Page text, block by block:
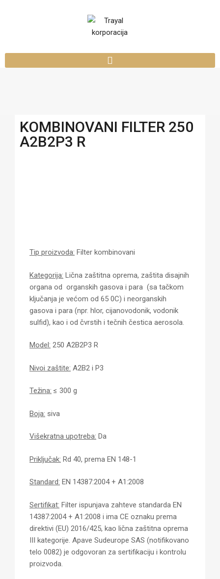
KOMBINOVANI FILTER 250
A2B2P3 R
Tip proizvoda: Filter kombinovani
Kategorija: Lična zaštitna oprema, zaštita disajnih
organa od organskih gasova i para (sa tačkom
ključanja je većom od 65 0C) i neorganskih
gasova i para (npr. hlor, cijanovodonik, vodonik
sulfid), kao i od čvrstih i tečnih čestica aerosola.
Model: 250 A2B2P3 R
Nivoi zaštite: A2B2 i P3
Težina: ≤ 300 g
Boja: siva
Višekratna upotreba: Da
Priključak: Rd 40, prema EN 148-1
Standard: EN 14387:2004 + A1:2008
Sertifikat: Filter ispunjava zahteve standarda EN
14387:2004 + A1:2008 i ima CE oznaku prema
direktivi (EU) 2016/425, kao lična zaštitna oprema
III kategorije. Apave Sudeurope SAS (notifikovano
telo 0082) je odgovoran za sertifikaciju i kontrolu
proizvoda.